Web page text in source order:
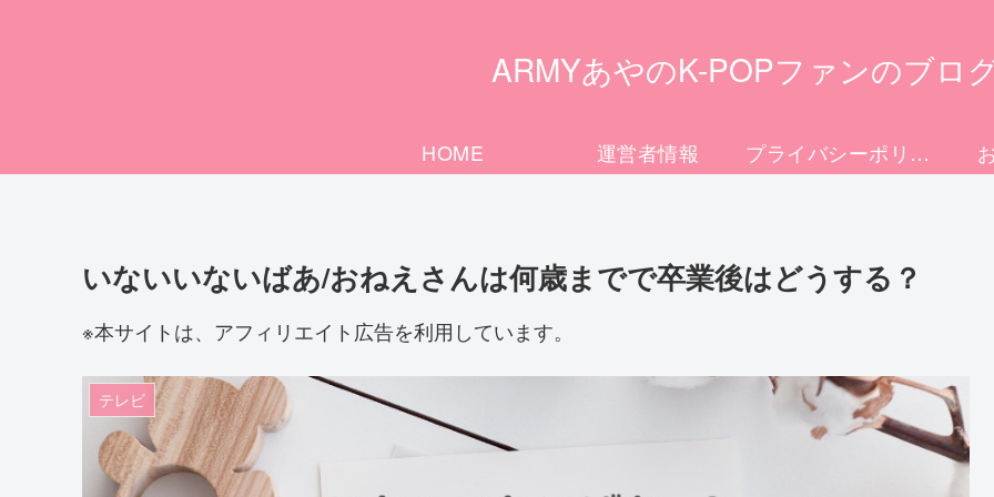
ARMYあやのK-POPファンのブロ
HOME 運営者情報 プライバシーポリシー
いないいないばあ/おねえさんは何歳までで卒業後はどうする？
※本サイトは、アフィリエイト広告を利用しています。
テレビ